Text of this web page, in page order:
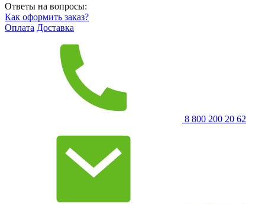
Ответы на вопросы:
Как оформить заказ?
Оплата Доставка
8 800 200 20 62